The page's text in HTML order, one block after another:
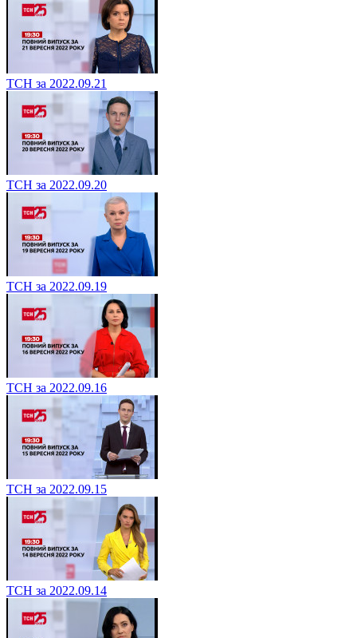
ТСН за 2022.09.21
ТСН за 2022.09.20
ТСН за 2022.09.19
ТСН за 2022.09.16
ТСН за 2022.09.15
ТСН за 2022.09.14